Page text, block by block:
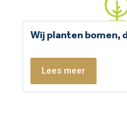
Wij planten bomen,
Lees meer